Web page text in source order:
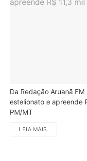
Da Redação Aruanã
estelionato e apreende
PM/MT
LEIA MAIS